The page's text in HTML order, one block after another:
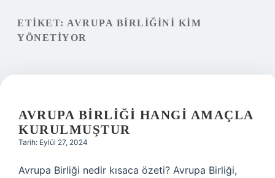
ETIKET: AVRUPA BIRLIĞINI KIM
YÖNETIYOR
AVRUPA BIRLIĞI HANGI AMAÇLA
KURULMUŞTUR
Tarih: Eylül 27, 2024
Avrupa Birliği nedir kısaca özeti? Avrupa Birliği,